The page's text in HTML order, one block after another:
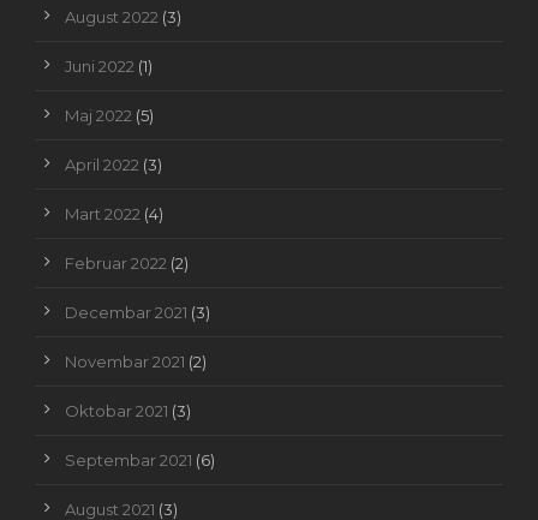
August 2022 (3)
Juni 2022 (1)
Maj 2022 (5)
April 2022 (3)
Mart 2022 (4)
Februar 2022 (2)
Decembar 2021 (3)
Novembar 2021 (2)
Oktobar 2021 (3)
Septembar 2021 (6)
August 2021 (3)